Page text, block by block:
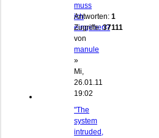
muss
ich
eingeben?
von
manule
»
Mi,
26.01.11
19:02
Antworten: 1
Zugriffe:37111
"The
system
intruded,